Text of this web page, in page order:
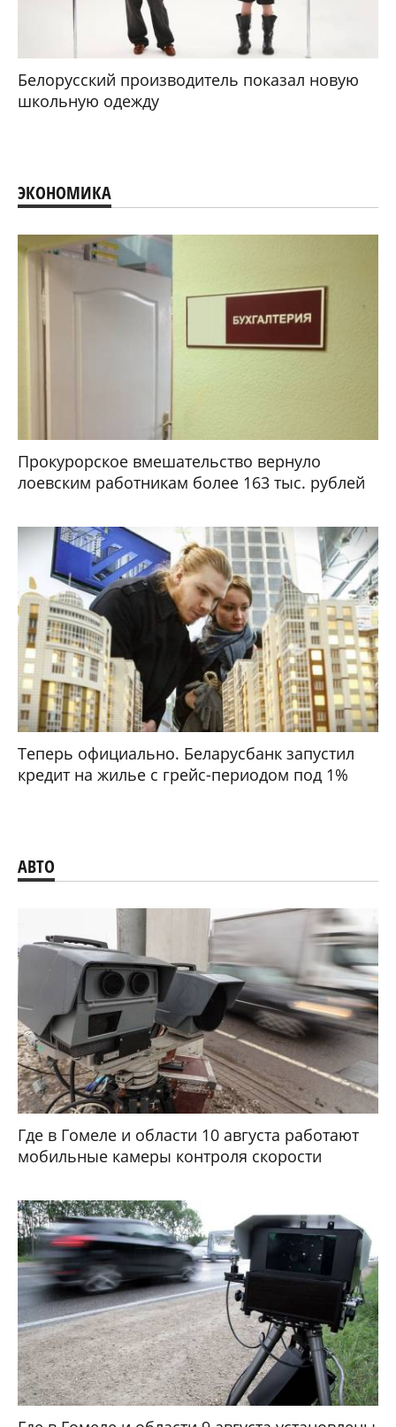
Белорусский производитель показал новую
школьную одежду
ЭКОНОМИКА
Прокурорское вмешательство вернуло
лоевским работникам более 163 тыс. рублей
Теперь официально. Беларусбанк запустил
кредит на жилье с грейс-периодом под 1%
АВТО
Где в Гомеле и области 10 августа работают
мобильные камеры контроля скорости